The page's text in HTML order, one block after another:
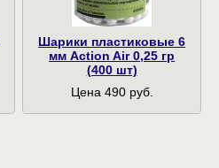
Шарики пластиковые 6
мм Action Air 0,25 гр
(400 шт)
Цена 490 руб.